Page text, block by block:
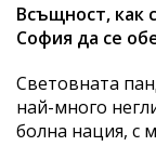
Всъщност, как
София да се
Световната
най-много
болна нация, с